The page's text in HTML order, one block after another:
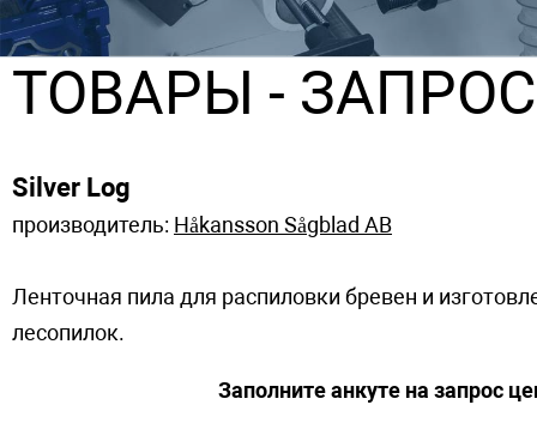
ТОВАРЫ -
Silver Log
производитель: Håkansson Sågblad AB
Ленточная пила для распиловки бревен и
лесопилок.
Заполните анкуте на запрос